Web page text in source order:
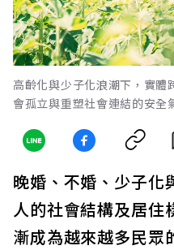
高齡化與少子化浪潮下，實
會孤立與重塑社會連結的安全
晚婚、不婚、少子化
人的社會結構及居住
漸成為越來越多民眾